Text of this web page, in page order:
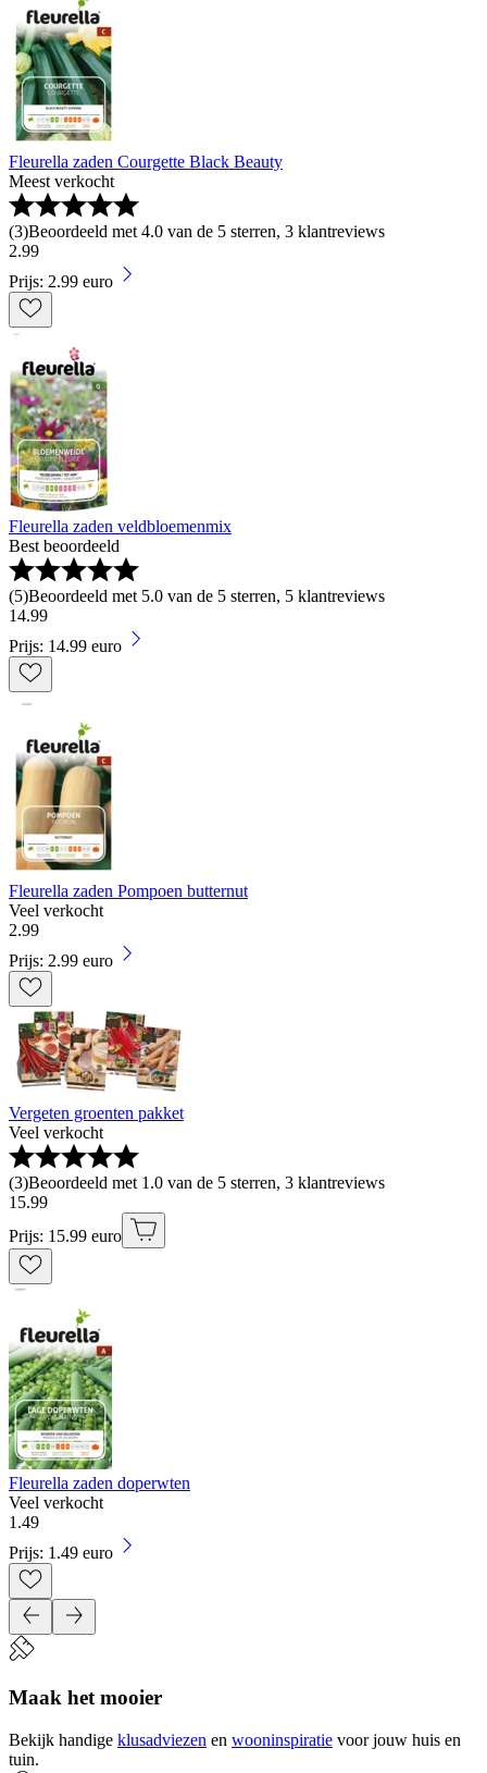
Fleurella zaden Courgette Black Beauty
Meest verkocht
(3)Beoordeeld met 4.0 van de 5 sterren, 3 klantreviews
2.99
Prijs: 2.99 euro
Fleurella zaden veldbloemenmix
Best beoordeeld
(5)Beoordeeld met 5.0 van de 5 sterren, 5 klantreviews
14.99
Prijs: 14.99 euro
Fleurella zaden Pompoen butternut
Veel verkocht
2.99
Prijs: 2.99 euro
Vergeten groenten pakket
Veel verkocht
(3)Beoordeeld met 1.0 van de 5 sterren, 3 klantreviews
15.99
Prijs: 15.99 euro
Fleurella zaden doperwten
Veel verkocht
1 .49
Prijs: 1.49 euro
Maak het mooier
Bekijk handige klusadviezen en wooninspiratie voor jouw huis en
tuin.